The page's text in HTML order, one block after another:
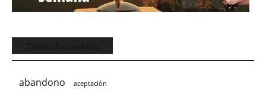
abandono aceptación